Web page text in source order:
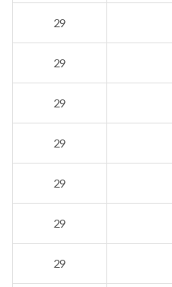
29
29
29
29
29
29
29